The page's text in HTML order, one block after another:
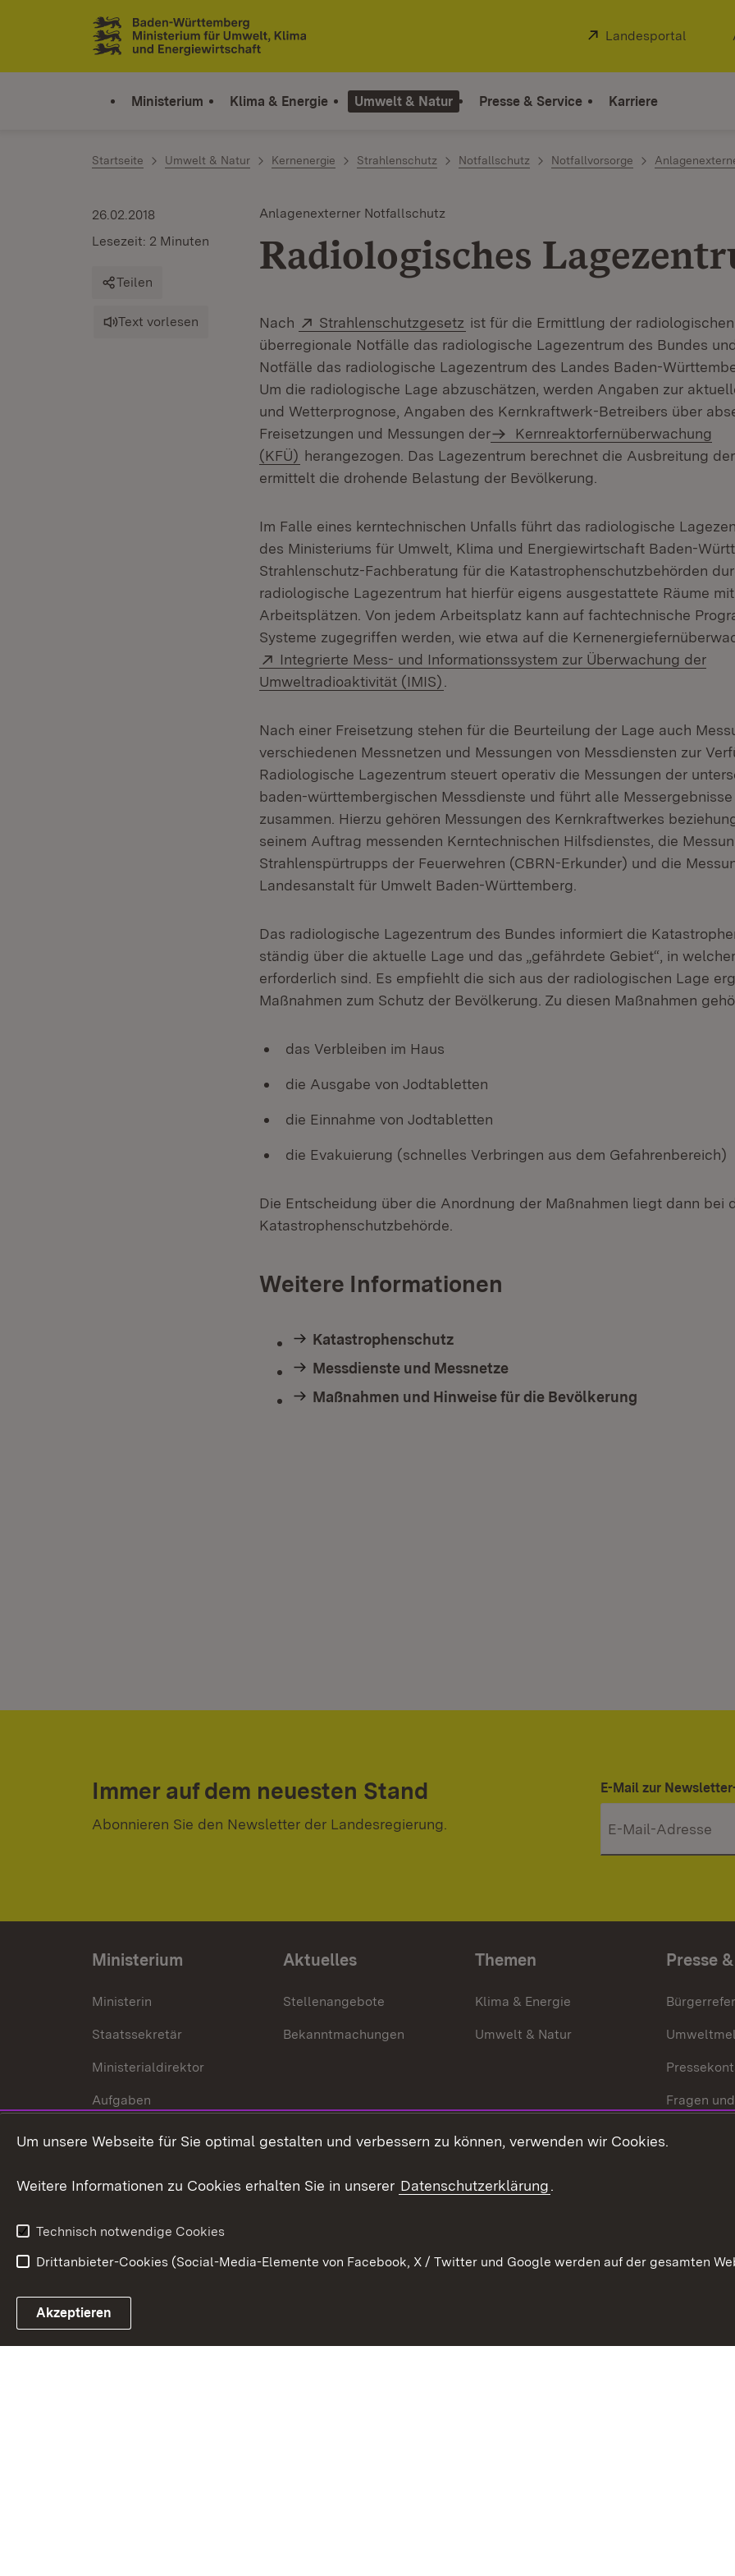
Zum Inhalt springen
Link zur Startseite
Extern:
Landesportal
Ministerium Klima & Energie Umwelt & Natur Presse & Service Karriere
Startseite Umwelt & Natur Kernenergie Strahlenschutz Notfallschutz Notfallvorsorge
Anlagenexterner Notfallschutz
Radiologisches
26.02.2018
Lesezeit: 2 Minuten
Teilen
Text vorlesen Nach Extern:
Strahlenschutzgesetz (Öffnet in neuem Fenster)
ist für die Ermittlung der
überregionale Notfälle das radiologische Lagezentrum des Bundes
Notfälle das radiologische Lagezentrum des Landes Baden-
Um die radiologische Lage abzuschätzen, werden Angaben zur
und Wetterprognose, Angaben des Kernkraftwerk-Betreibers über
Freisetzungen und Messungen der
Kernreaktorfernüberwachung
(KFÜ) herangezogen. Das Lagezentrum berechnet die Ausbreitung
ermittelt die drohende Belastung der Bevölkerung.
Im Falle eines kerntechnischen Unfalls führt das radiologische
des Ministeriums für Umwelt, Klima und Energiewirtschaft Baden-
Strahlenschutz-Fachberatung für die Katastrophenschutzbehörden
radiologische Lagezentrum hat hierfür eigens ausgestattete Räume
Arbeitsplätzen. Von jedem Arbeitsplatz kann auf fachtechnische
Systeme zugegriffen werden, wie etwa auf die
Extern:
Integrierte Mess- und Informationssystem zur Überwachung der
Umweltradioaktivität (IMIS)
Nach einer Freisetzung stehen für die Beurteilung der Lage auch
verschiedenen Messnetzen und Messungen von Messdiensten zur
Radiologische Lagezentrum steuert operativ die Messungen der
baden-württembergischen Messdienste und führt alle Messergebnisse
zusammen. Hierzu gehören Messungen des Kernkraftwerkes
seinem Auftrag messenden Kerntechnischen Hilfsdienstes, die
Strahlenspürtrupps der Feuerwehren (CBRN-Erkunder) und die
Landesanstalt für Umwelt Baden-Württemberg.
Das radiologische Lagezentrum des Bundes informiert die
ständig über die aktuelle Lage und das „gefährdete Gebiet“, in
erforderlich sind. Es empfiehlt die sich aus der radiologischen Lage
Maßnahmen zum Schutz der Bevölkerung. Zu diesen Maßnahmen
das Verbleiben im Haus
die Ausgabe von Jodtabletten
die Einnahme von Jodtabletten
die Evakuierung (schnelles Verbringen aus dem Gefahrenbereich)
Die Entscheidung über die Anordnung der Maßnahmen liegt dann bei
Katastrophenschutzbehörde.
Weitere Informationen
Katastrophenschutz
Messdienste und Messnetze
Maßnahmen und Hinweise für die Bevölkerung
Immer auf dem neuesten Stand
Abonnieren Sie den Newsletter der Landesregierung.
E-Mail zur
Ministerium
Ministerin
Staatssekretär
Ministerialdirektor
Aufgaben
Internationale
Aktuelles
Stellenangebote
Bekanntmachungen
Themen
Klima & Energie
Umwelt & Natur
Presse
Fragen
Link zum Landesportal
Um unsere Webseite für Sie optimal gestalten und verbessern zu können, verwenden wir Cookies.
Weitere Informationen zu Cookies erhalten Sie in unserer Datenschutzerklärung.
Technisch notwendige Cookies
Drittanbieter-Cookies (Social-Media-Elemente von Facebook, X / Twitter und Google werden auf der gesamten
Akzeptieren